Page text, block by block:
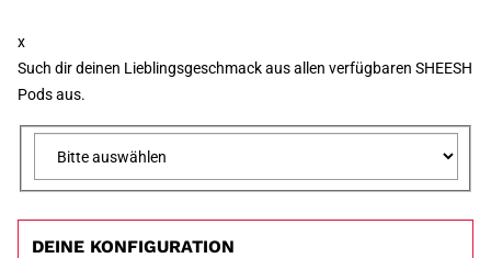
x
Such dir deinen Lieblingsgeschmack aus allen verfügbaren SHEESH
Pods aus.
DEINE KONFIGURATION